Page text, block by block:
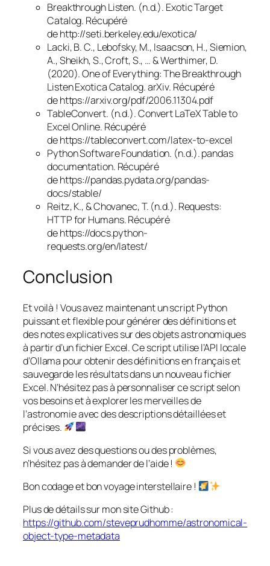
Breakthrough Listen. (n.d.). Exotic Target
Catalog. Récupéré
de http://seti.berkeley.edu/exotica/
Lacki, B. C., Lebofsky, M., Isaacson, H., Siemion,
A., Sheikh, S., Croft, S., … & Werthimer, D.
(2020).One of Everything: The Breakthrough
Listen Exotica Catalog. arXiv. Récupéré
de https://arxiv.org/pdf/2006.11304.pdf
TableConvert. (n.d.).Convert LaTeX Table to
Excel Online. Récupéré
de https://tableconvert.com/latex-to-excel
Python Software Foundation. (n.d.).pandas
documentation. Récupéré
de https://pandas.pydata.org/pandas-
docs/stable/
Reitz, K., & Chovanec, T. (n.d.). Requests:
HTTP for Humans. Récupéré
de https://docs.python-
requests.org/en/latest/
Conclusion
Et voilà ! Vous avez maintenant un script Python
puissant et flexible pour générer des définitions et
des notes explicatives sur des objets astronomiques
à partir d’un fichier Excel. Ce script utilise l’API locale
d’Ollama pour obtenir des définitions en français et
sauvegarde les résultats dans un nouveau fichier
Excel. N’hésitez pas à personnaliser ce script selon
vos besoins et à explorer les merveilles de
l’astronomie avec des descriptions détaillées et
précises.
Si vous avez des questions ou des problèmes,
n’hésitez pas à demander de l’aide !
Bon codage et bon voyage interstellaire !
Plus de détails sur mon site Github :
https://github.com/steveprudhomme/astronomical-
object-type-metadata